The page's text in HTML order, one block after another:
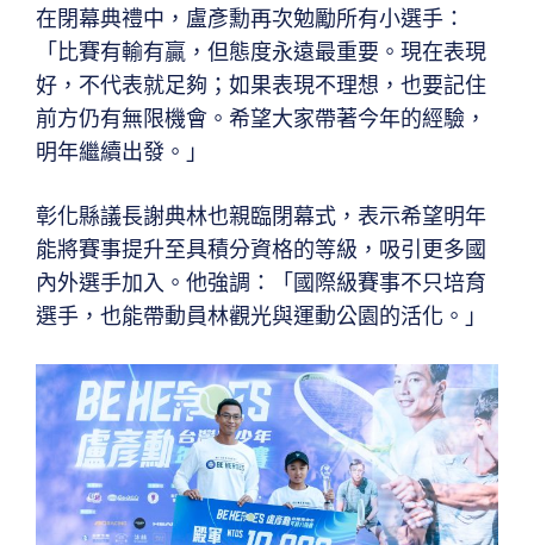
在閉幕典禮中，盧彥勳再次勉勵所有小選手：
「比賽有輸有贏，但態度永遠最重要。現在表現
好，不代表就足夠；如果表現不理想，也要記住
前方仍有無限機會。希望大家帶著今年的經驗，
明年繼續出發。」
彰化縣議長謝典林也親臨閉幕式，表示希望明年
能將賽事提升至具積分資格的等級，吸引更多國
內外選手加入。他強調：「國際級賽事不只培育
選手，也能帶動員林觀光與運動公園的活化。」